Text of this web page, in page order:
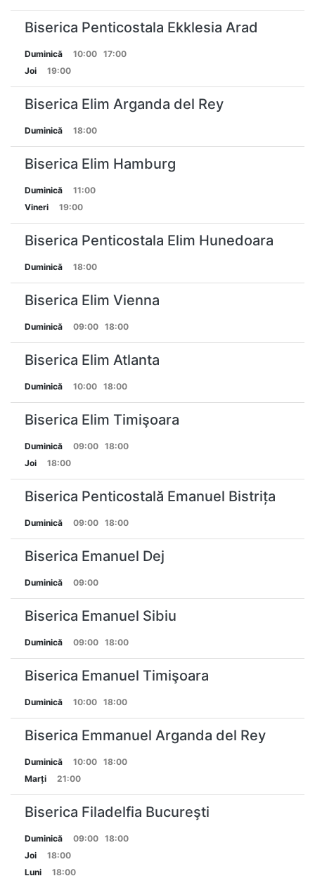
Biserica Penticostala Ekklesia Arad
Duminică 10:00
17:00
Joi
19:00
Biserica Elim Arganda del Rey
Duminică 18:00
Biserica Elim Hamburg
Duminică
11:00
Vineri
19:00
Biserica Penticostala Elim Hunedoara
Duminică 18:00
Biserica Elim Vienna
Duminică 09:00 18:00
Biserica Elim Atlanta
Duminică 10:00 18:00
Biserica Elim Timişoara
Duminică 09:00
18:00
Joi
18:00
Biserica Penticostală Emanuel Bistrița
Duminică 09:00 18:00
Biserica Emanuel Dej
Duminică 09:00
Biserica Emanuel Sibiu
Duminică 09:00 18:00
Biserica Emanuel Timişoara
Duminică 10:00 18:00
Biserica Emmanuel Arganda del Rey
Duminică 10:00
18:00
Marți
21:00
Biserica Filadelfia Bucureşti
Duminică 09:00
18:00
Joi
18:00
Luni
18:00